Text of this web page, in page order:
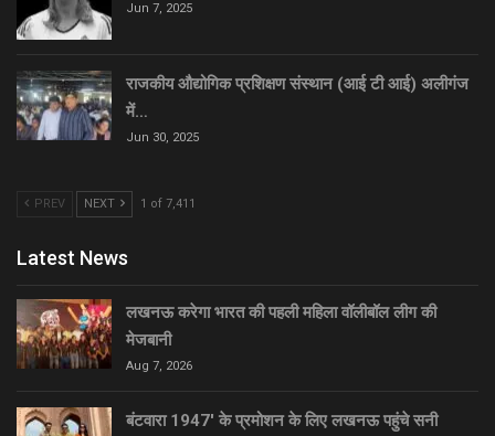
Jun 7, 2025
राजकीय औद्योगिक प्रशिक्षण संस्थान (आई टी आई) अलीगंज
में…
Jun 30, 2025
PREV NEXT 1 of 7,411
Latest News
लखनऊ करेगा भारत की पहली महिला वॉलीबॉल लीग की
मेजबानी
Aug 7, 2026
बंटवारा 1947′ के प्रमोशन के लिए लखनऊ पहुंचे सनी